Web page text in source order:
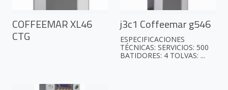
COFFEEMAR XL46
CTG
j3c1 Coffeemar g546
ESPECIFICACIONES
TÉCNICAS: SERVICIOS: 500
BATIDORES: 4 TOLVAS: ...